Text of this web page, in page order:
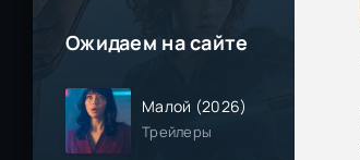
Ожидаем на сайте
Малой (2026)
Трейлеры